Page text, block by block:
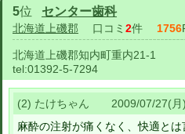
5位 センター歯科
北海道上磯郡 口コミ 2件 1756
北海道上磯郡知内町重内21-1
tel:01392-5-7294
(2) たけちゃん 2009/07/27(
麻酔の注射が痛くなく、快適と